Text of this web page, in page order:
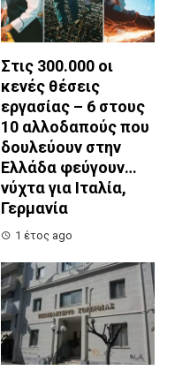
Στις 300.000 οι
κενές θέσεις
εργασίας – 6 στους
10 αλλοδαπούς που
δουλεύουν στην
Ελλάδα φεύγουν…
νύχτα για Ιταλία,
Γερμανία
1 έτος ago